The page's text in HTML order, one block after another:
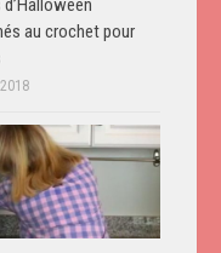
au crochet pour